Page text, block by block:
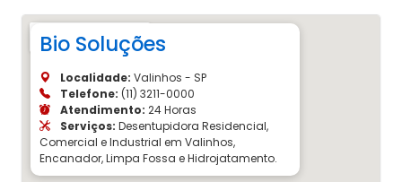
Bio Soluções
Localidade: Valinhos - SP
Telefone: (11) 3211-0000
Atendimento: 24 Horas
Serviços: Desentupidora Residencial,
Comercial e Industrial em Valinhos,
Encanador, Limpa Fossa e Hidrojatamento.